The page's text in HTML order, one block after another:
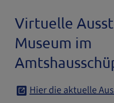
Virtuelle
Museum im
Hier die aktuelle